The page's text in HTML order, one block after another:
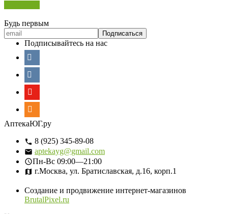
Будь первым
Подписывайтесь на нас
АптекаЮГ.ру
8 (925) 345-89-08
aptekayg@gmail.com
Пн-Вс 09:00—21:00
г.Москва, ул. Братиславская, д.16, корп.1
Создание и продвижение интернет-магазинов
BrutalPixel.ru